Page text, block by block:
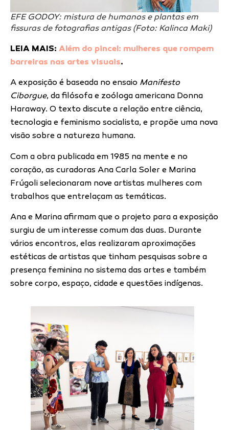
EFE GODOY: mistura de humanos e plantas em
fissuras de fotografias antigas (Foto: Kalinca Maki)
LEIA MAIS: Além do pincel: mulheres que rompem
barreiras nas artes visuais.
A exposição é baseada no ensaio Manifesto
Ciborgue, da filósofa e zoóloga americana Donna
Haraway. O texto discute a relação entre ciência,
tecnologia e feminismo socialista, e propõe uma nova
visão sobre a natureza humana.
Com a obra publicada em 1985 na mente e no
coração, as curadoras Ana Carla Soler e Marina
Frúgoli selecionaram nove artistas mulheres com
trabalhos que entrelaçam as temáticas.
Ana e Marina afirmam que o projeto para a exposição
surgiu de um interesse comum das duas. Durante
vários encontros, elas realizaram aproximações
estéticas de artistas que tinham pesquisas sobre a
presença feminina no sistema das artes e também
sobre corpo, espaço, cidade e questões indígenas.